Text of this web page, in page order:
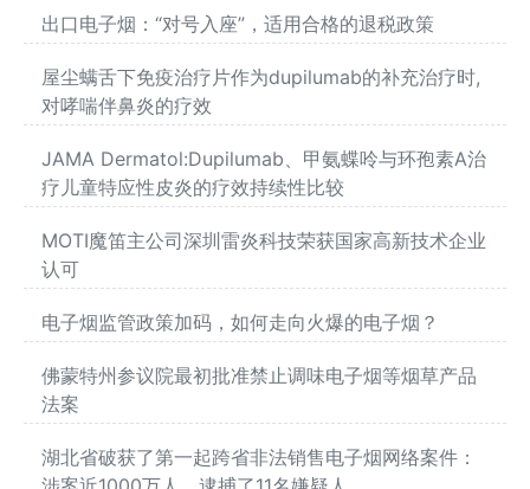
出口电子烟：“对号入座”，适用合格的退税政策
屋尘螨舌下免疫治疗片作为dupilumab的补充治疗时,
对哮喘伴鼻炎的疗效
JAMA Dermatol:Dupilumab、甲氨蝶呤与环孢素A治
疗儿童特应性皮炎的疗效持续性比较
MOTI魔笛主公司深圳雷炎科技荣获国家高新技术企业
认可
电子烟监管政策加码，如何走向火爆的电子烟？
佛蒙特州参议院最初批准禁止调味电子烟等烟草产品
法案
湖北省破获了第一起跨省非法销售电子烟网络案件：